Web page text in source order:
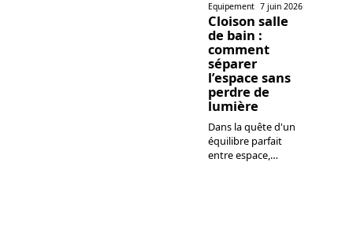
Equipement 7 juin 2026
Cloison salle
de bain :
comment
séparer
l’espace sans
perdre de
lumière
Dans la quête d'un
équilibre parfait
entre espace,…